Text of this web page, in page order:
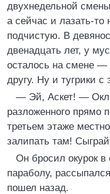
двухнедельной
а сейчас и лазать-то
подчистую. В
двенадцать лет, у
осталось на смене —
другу. Ну и тугрики с
— Эй, Аскет! —
разложенного прямо
третьем этаже
залипать там!
Он бросил окурок в
параболу,
пошел назад.